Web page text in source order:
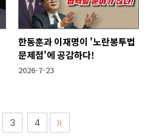
한동훈과 이재명이 '노란봉투법
문제점'에 공감하다!
2026-7-23
3 4 〉〉